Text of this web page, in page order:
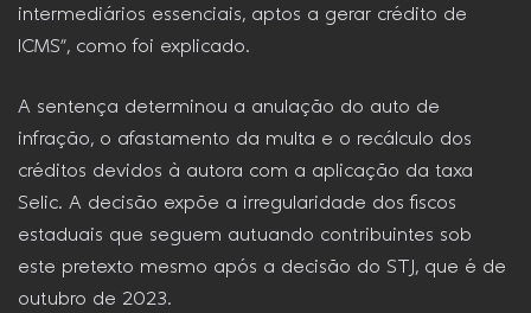
intermediários essenciais, aptos a gerar crédito de
ICMS”, como foi explicado.
A sentença determinou a anulação do auto de
infração, o afastamento da multa e o recálculo dos
créditos devidos à autora com a aplicação da taxa
Selic. A decisão expõe a irregularidade dos fiscos
estaduais que seguem autuando contribuintes sob
este pretexto mesmo após a decisão do STJ, que é de
outubro de 2023.